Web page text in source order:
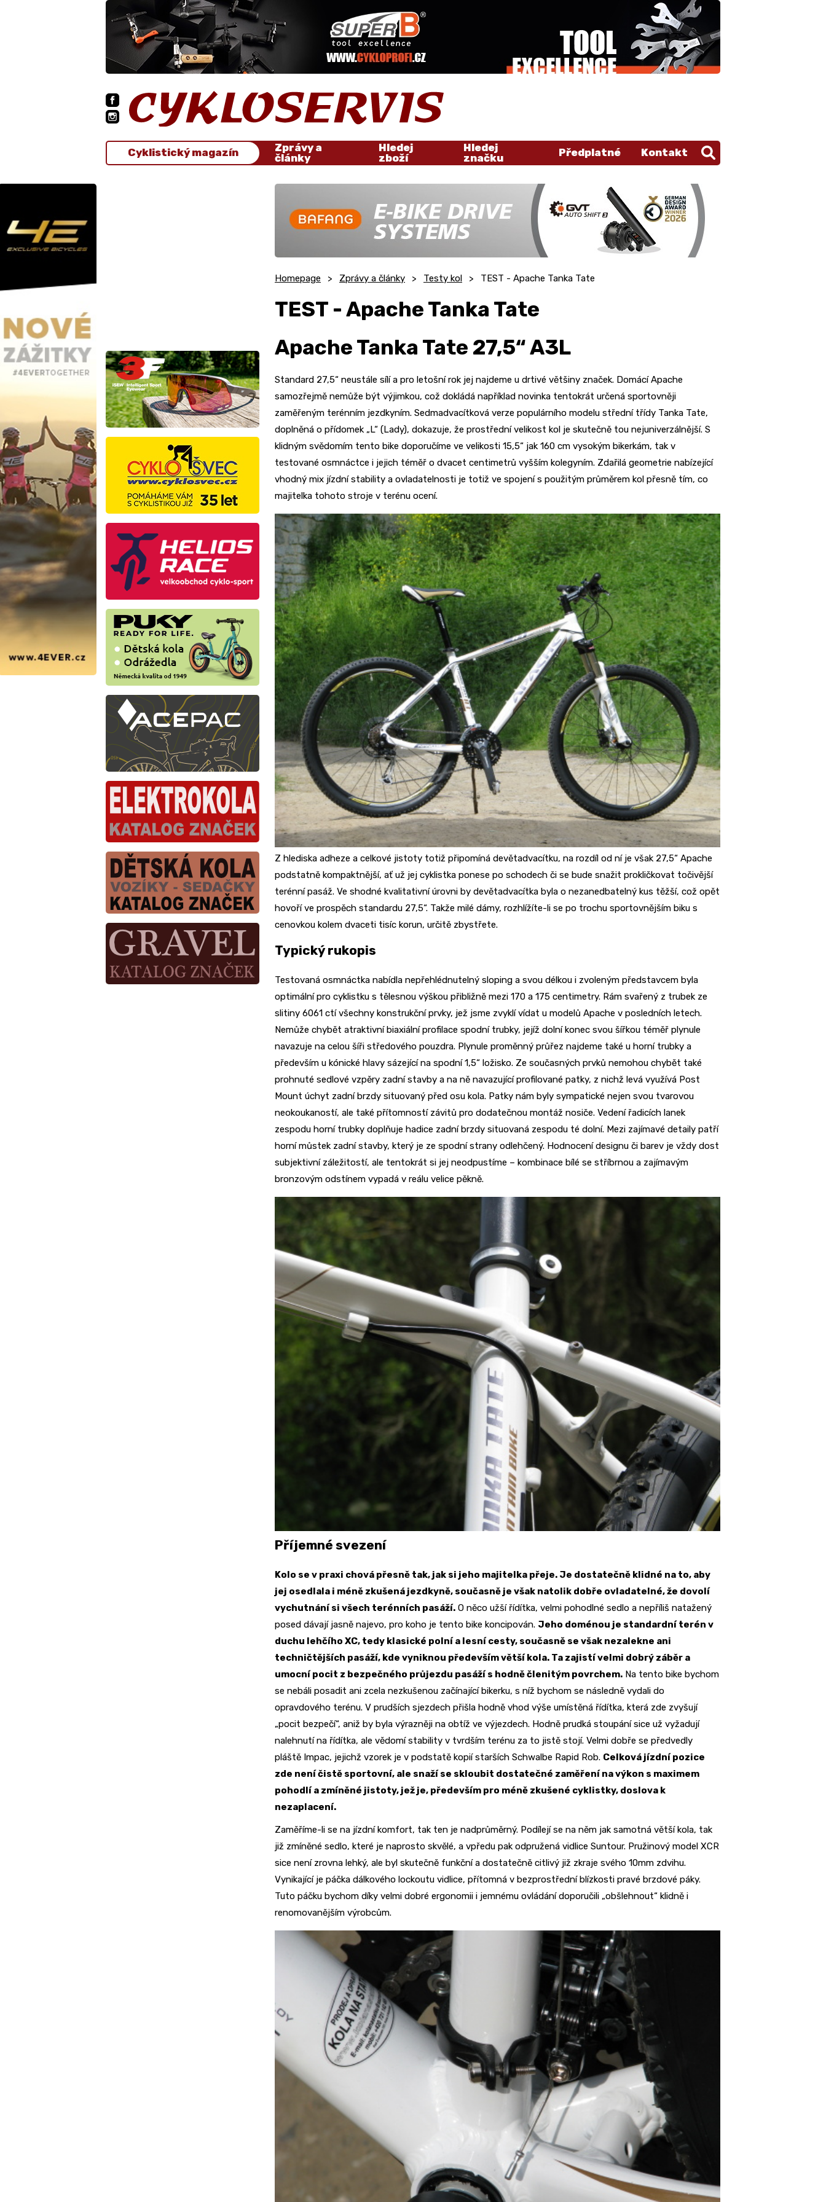
Cyklistický magazín
Zprávy a
články
Hledej
zboží
Hledej
značku
Předplatné Kontakt
Homepage Zprávy a články Testy kol TEST - Apache Tanka Tate
TEST - Apache Tanka Tate
Apache Tanka Tate 27,5“ A3L
Standard 27,5“ neustále sílí a pro letošní rok jej najdeme u drtivé většiny značek. Domácí Apache
samozřejmě nemůže být výjimkou, což dokládá například novinka tentokrát určená sportovněji
zaměřeným terénním jezdkyním. Sedmadvacítková verze populárního modelu střední třídy Tanka Tate,
doplněná o přídomek „L“ (Lady), dokazuje, že prostřední velikost kol je skutečně tou nejuniverzálnější. S
klidným svědomím tento bike doporučíme ve velikosti 15,5“ jak 160 cm vysokým bikerkám, tak v
testované osmnáctce i jejich téměř o dvacet centimetrů vyšším kolegyním. Zdařilá geometrie nabízející
vhodný mix jízdní stability a ovladatelnosti je totiž ve spojení s použitým průměrem kol přesně tím, co
majitelka tohoto stroje v terénu ocení.
Z hlediska adheze a celkové jistoty totiž připomíná devětadvacítku, na rozdíl od ní je však 27,5“ Apache
podstatně kompaktnější, ať už jej cyklistka ponese po schodech či se bude snažit prokličkovat točivější
terénní pasáž. Ve shodné kvalitativní úrovni by devětadvacítka byla o nezanedbatelný kus těžší, což opět
hovoří ve prospěch standardu 27,5“. Takže milé dámy, rozhlížíte-li se po trochu sportovnějším biku s
cenovkou kolem dvaceti tisíc korun, určitě zbystřete.
Typický rukopis
Testovaná osmnáctka nabídla nepřehlédnutelný sloping a svou délkou i zvoleným představcem byla
optimální pro cyklistku s tělesnou výškou přibližně mezi 170 a 175 centimetry. Rám svařený z trubek ze
slitiny 6061 ctí všechny konstrukční prvky, jež jsme zvyklí vídat u modelů Apache v posledních letech.
Nemůže chybět atraktivní biaxiální profilace spodní trubky, jejíž dolní konec svou šířkou téměř plynule
navazuje na celou šíři středového pouzdra. Plynule proměnný průřez najdeme také u horní trubky a
především u kónické hlavy sázející na spodní 1,5“ ložisko. Ze současných prvků nemohou chybět také
prohnuté sedlové vzpěry zadní stavby a na ně navazující profilované patky, z nichž levá využívá Post
Mount úchyt zadní brzdy situovaný před osu kola. Patky nám byly sympatické nejen svou tvarovou
neokoukaností, ale také přítomností závitů pro dodatečnou montáž nosiče. Vedení řadicích lanek
zespodu horní trubky doplňuje hadice zadní brzdy situovaná zespodu té dolní. Mezi zajímavé detaily patří
horní můstek zadní stavby, který je ze spodní strany odlehčený. Hodnocení designu či barev je vždy dost
subjektivní záležitostí, ale tentokrát si jej neodpustíme – kombinace bílé se stříbrnou a zajímavým
bronzovým odstínem vypadá v reálu velice pěkně.
Příjemné svezení
Kolo se v praxi chová přesně tak, jak si jeho majitelka přeje. Je dostatečně klidné na to, aby
jej osedlala i méně zkušená jezdkyně, současně je však natolik dobře ovladatelné, že dovolí
vychutnání si všech terénních pasáží. O něco užší řídítka, velmi pohodlné sedlo a nepříliš natažený
posed dávají jasně najevo, pro koho je tento bike koncipován. Jeho doménou je standardní terén v
duchu lehčího XC, tedy klasické polní a lesní cesty, současně se však nezalekne ani
techničtějších pasáží, kde vyniknou především větší kola. Ta zajistí velmi dobrý záběr a
umocní pocit z bezpečného průjezdu pasáží s hodně členitým povrchem. Na tento bike bychom
se nebáli posadit ani zcela nezkušenou začínající bikerku, s níž bychom se následně vydali do
opravdového terénu. V prudších sjezdech přišla hodně vhod výše umístěná řídítka, která zde zvyšují
„pocit bezpečí“, aniž by byla výrazněji na obtíž ve výjezdech. Hodně prudká stoupání sice už vyžadují
nalehnutí na řídítka, ale vědomí stability v tvrdším terénu za to jistě stojí. Velmi dobře se předvedly
pláště Impac, jejichž vzorek je v podstatě kopií starších Schwalbe Rapid Rob. Celková jízdní pozice
zde není čistě sportovní, ale snaží se skloubit dostatečné zaměření na výkon s maximem
pohodlí a zmíněné jistoty, jež je, především pro méně zkušené cyklistky, doslova k
nezaplacení.
Zaměříme-li se na jízdní komfort, tak ten je nadprůměrný. Podílejí se na něm jak samotná větší kola, tak
již zmíněné sedlo, které je naprosto skvělé, a vpředu pak odpružená vidlice Suntour. Pružinový model XCR
sice není zrovna lehký, ale byl skutečně funkční a dostatečně citlivý již zkraje svého 10mm zdvihu.
Vynikající je páčka dálkového lockoutu vidlice, přítomná v bezprostřední blízkosti pravé brzdové páky.
Tuto páčku bychom díky velmi dobré ergonomii i jemnému ovládání doporučili „obšlehnout“ klidně i
renomovanějším výrobcům.